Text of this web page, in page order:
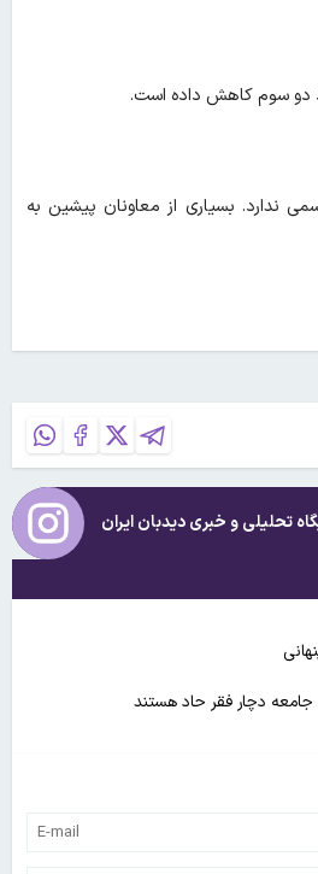
دو سوم کاهش داده است.
ندارد. بسیاری از معاونان پیشین به
تحلیلی و خبریدیدبان ایران